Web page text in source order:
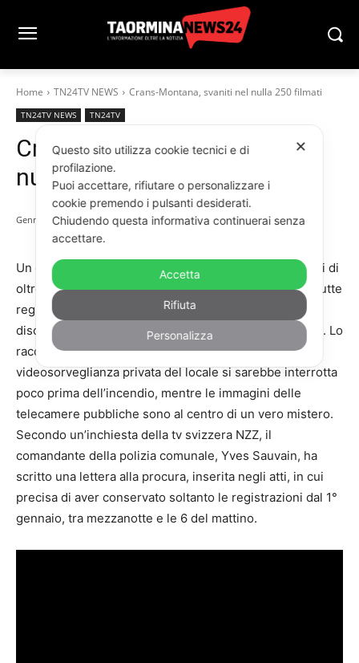
Home TN24TV NEWS Crans-Montana, svaniti nel nulla 250 filmati
TN24TV NEWS TN24TV
Crans-Montana, svaniti nel
nulla 250 filmati
Gennaio 31, 2026
Un giallo nella tragedia di Crans-Montana. Le immagini di
oltre 250 telecamere del Comune di Crans Montana, tutte
registrate nella notte dell’incendio di Capodanno al
disco-bar Le Constellation, sarebbero state cancellate. Lo
racconta un servizio di Porta a Porta, su Rai1. La
videosorveglianza privata del locale si sarebbe interrotta
poco prima dell’incendio, mentre le immagini delle
telecamere pubbliche sono al centro di un vero mistero.
Secondo un’inchiesta della tv svizzera NZZ, il
comandante della polizia comunale, Yves Sauvain, ha
scritto una lettera alla procura, inserita negli atti, in cui
precisa di aver conservato soltanto le registrazioni dal 1°
gennaio, tra mezzanotte e le 6 del mattino.
✕
Questo sito utilizza cookie tecnici e di
profilazione.
Puoi accettare, rifiutare o personalizzare i
cookie premendo i pulsanti desiderati.
Chiudendo questa informativa continuerai senza
accettare.
Accetta
Rifiuta
Personalizza